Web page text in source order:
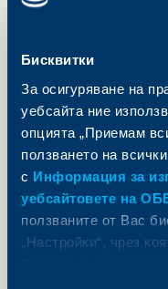
Бисквитки
За осигуряване на
уебсайта ние
опцията „Приемам
ползването на
с Информация за
уебсайтовете на
ползваните от Вас
„Настройки“, чрез
измама чрез
19 април 2018